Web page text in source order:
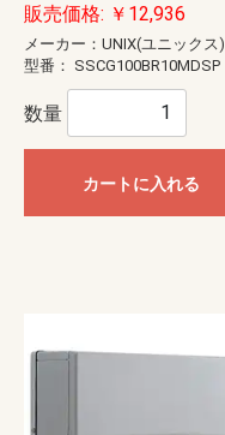
販売価格: ￥12,936
メーカー：UNIX(ユニックス)
型番： SSCG100BR10MDSP
数量
カートに入れる